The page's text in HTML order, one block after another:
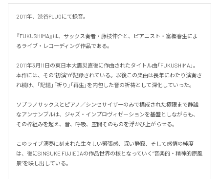
2011年、渋谷PLUGにて録音。
『FUKUSHIMA』は、サックス奏者・藤枝伸介と、ピアニスト・富樫春生によ
るライブ・レコーディング作品である。
2011年3月11日の東日本大震災直後に作曲されたタイトル曲「FUKUSHIMA」。
本作には、その“初演”が記録されている。以後この楽曲は長年にわたり演奏さ
れ続け、「記憶」「祈り」「再生」を内包した音の祈祷として深化していった。
ソプラノサックスとピアノ／シンセサイザーのみで構成された極限まで静謐
なアンサンブルは、ジャズ・インプロヴィゼーションを基盤としながらも、
その枠組みを超え、音、呼吸、空間そのものを浮かび上がらせる。
このライブ演奏に刻まれた生々しい緊張感、深い静寂、そして感情の純度
は、後にSINSUKE FUJIEDAの作品世界の核となっていく“音楽的・精神的原風
景”を映し出している。